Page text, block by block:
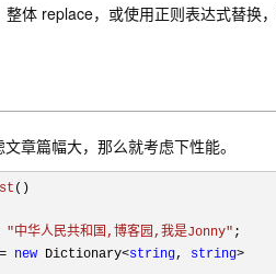
体 replace，或使用正则表达式替换
章篇幅大，那么就考虑下性能。
()
"中华人民共和国,博客园,我是Jonny" ;
new Dictionary<string, string>